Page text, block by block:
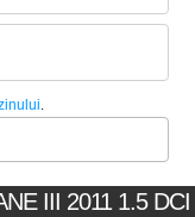
.
III 2011 1.5 DCI